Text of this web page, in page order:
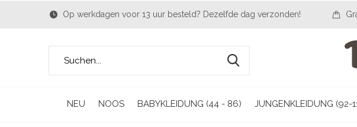
NEU NOOS BABYKLEIDUNG (44 - 86) JUNGENKLEIDUNG (92-
Op werkdagen voor 13 uur besteld? Dezelfde dag verzonden!